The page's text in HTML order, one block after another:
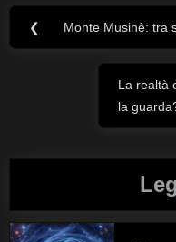
Navigazione
❮
Previous
Monte Musinè: tra
Next
Post:
La realtà
la